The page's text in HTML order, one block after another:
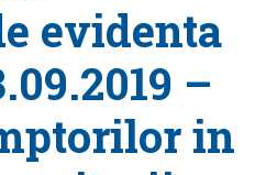
evidenta
–
in